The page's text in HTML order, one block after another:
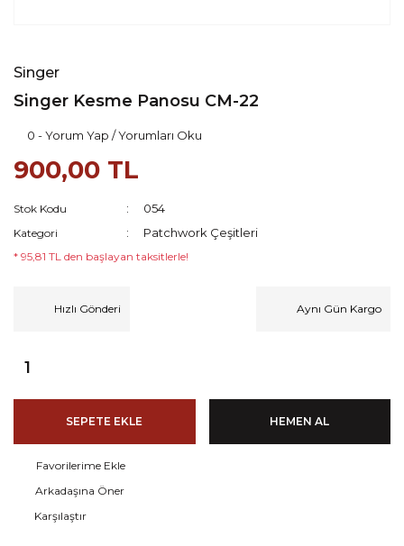
Singer
Singer Kesme Panosu CM-22
0 - Yorum Yap / Yorumları Oku
900,00 TL
Stok Kodu 054
Kategori Patchwork Çeşitleri
* 95,81 TL den başlayan taksitlerle!
Hızlı Gönderi Aynı Gün Kargo
SEPETE EKLE HEMEN AL
Arkadaşına Öner
Karşılaştır